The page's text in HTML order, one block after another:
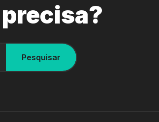
Pesquisar